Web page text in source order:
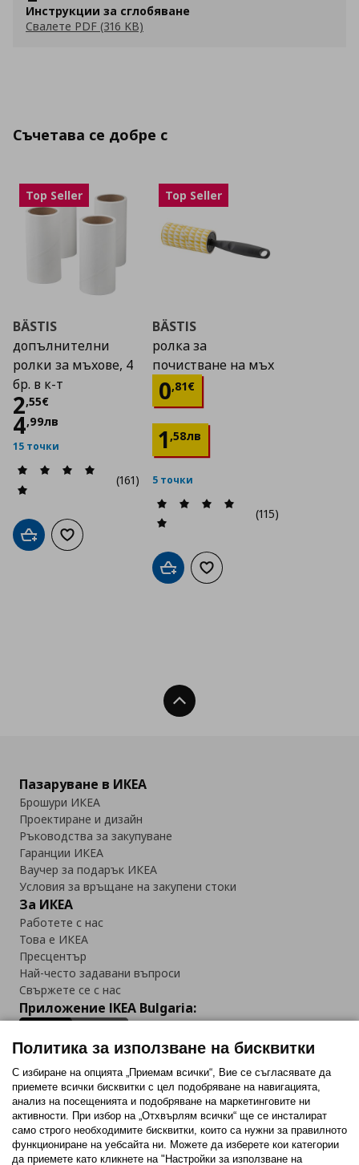
Инструкции за сглобяване
Свалете PDF (316 KB)
Съчетава се добре с
Top Seller
BÄSTIS
допълнителни
ролки за мъхове, 4
бр. в к-т
2,55€
Цена
4,99лв
15 точки
(161)
Добави в кошницата
Добави към списъка с любими
Top Seller
BÄSTIS
ролка за
почистване на мъх
0,81€
Цена
1,58лв
5 точки
(115)
Добави в кошницата
Добави към списъка с
Нагоре
Пазаруване в ИКЕА
Брошури ИКЕА
Проектиране и дизайн
Ръководства за закупуване
Гаранции ИКЕА
Ваучер за подарък ИКЕА
Условия за връщане на закупени стоки
За ИКЕА
Работете с нас
Това е ИКЕА
Пресцентър
Най-често задавани въпроси
Свържете се с нас
Приложение IKEA Bulgaria:
Последвайте ни:
FacebookTwitterYoutubePinterestInstagram
Политика за използване на бисквитки
С избиране на опцията „Приемам всички“, Вие се съгласявате да
приемете всички бисквитки с цел подобряване на навигацията,
анализ на посещенията и подобряване на маркетинговите ни
активности. При избор на „Отхвърлям всички“ ще се инсталират
само строго необходимитe бисквитки, които са нужни за правилното
функциониране на уебсайта ни. Можете да изберете кои категории
да приемете като кликнете на "Настройки за използване на